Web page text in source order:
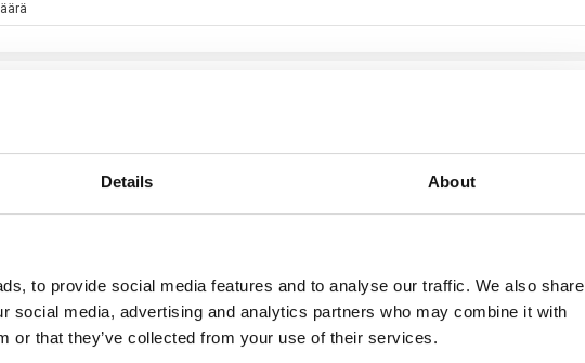
Details About
to provide social media features and to analyse our traffic. We also share
social media, advertising and analytics partners who may combine it with
or that they’ve collected from your use of their services.
Toimitusjohtajan sijainen
Toimitusjohtaja
Varatilintarkastaja